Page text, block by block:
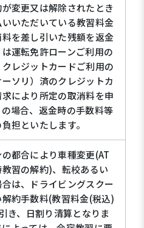
変更又は解除されたとき
いただいている教習料金
を差し引いた残額を返金
運転免許ローンご利用の
レジットカードご利用の
ソリ）済のクレジットカ
により所定の取消料を申
場合、返金時の手数料等
担といたします。
都合により車種変更(AT
習の解約)、転校あるい
は、ドライビングスクー
約手数料(教習料金(税込)
き、日割り清算となりま